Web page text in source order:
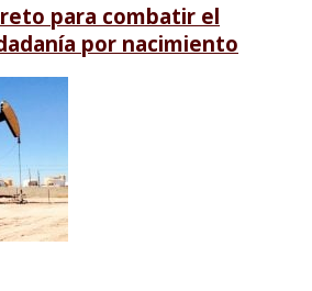
para combatir el
por nacimiento